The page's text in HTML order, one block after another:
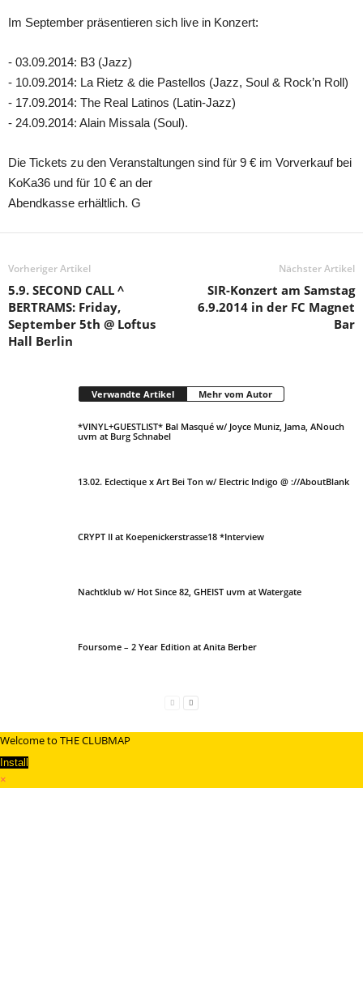
Im September präsentieren sich live in Konzert:
‐ 03.09.2014: B3 (Jazz)
‐ 10.09.2014: La Rietz & die Pastellos (Jazz, Soul & Rock’n Roll)
‐ 17.09.2014: The Real Latinos (Latin‐Jazz)
‐ 24.09.2014: Alain Missala (Soul).
Die Tickets zu den Veranstaltungen sind für 9 € im Vorverkauf bei
KoKa36 und für 10 € an der
Abendkasse erhältlich. G
Vorheriger Artikel
5.9. SECOND CALL ^
BERTRAMS: Friday,
September 5th @ Loftus
Hall Berlin
Nächster Artikel
SIR-Konzert am Samstag
6.9.2014 in der FC Magnet
Bar
Verwandte Artikel Mehr vom Autor
*VINYL+GUESTLIST* Bal Masqué w/ Joyce Muniz, Jama, ANouch
uvm at Burg Schnabel
13.02. Eclectique x Art Bei Ton w/ Electric Indigo @ ://AboutBlank
CRYPT II at Koepenickerstrasse18 *Interview
Nachtklub w/ Hot Since 82, GHEIST uvm at Watergate
Foursome – 2 Year Edition at Anita Berber
Welcome to THE CLUBMAP
Install
×